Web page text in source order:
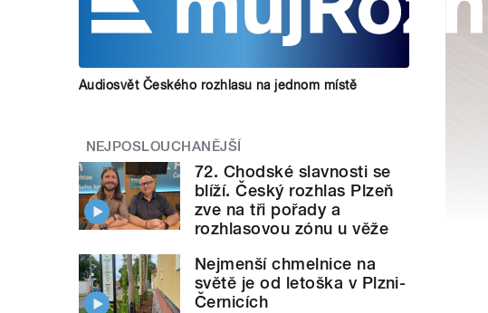
Audiosvět Českého rozhlasu na jednom místě
NEJPOSLOUCHANĚJŠÍ
72. Chodské slavnosti se
blíží. Český rozhlas Plzeň
zve na tři pořady a
rozhlasovou zónu u věže
Nejmenší chmelnice na
světě je od letoška v Plzni-
Černicích